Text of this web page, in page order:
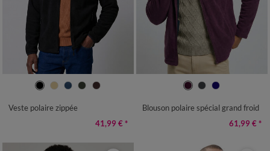
L XL XXL 3XL 4XL
Veste polaire zippée
41,99 € *
XXL 3XL
Blouson polaire spécial grand froid
61,99 € *